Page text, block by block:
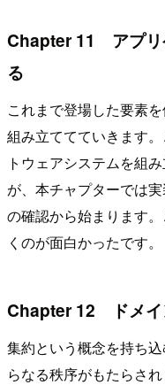
Chapter 11 アプリ
る
これまで登場した要素
組み立ててていきます
トウェアシステムを組
が、本チャプターでは
の確認から始まります
くのが面白かったです。
Chapter 12 ドメイ
集約という概念を持ち
らなる秩序がもたらさ